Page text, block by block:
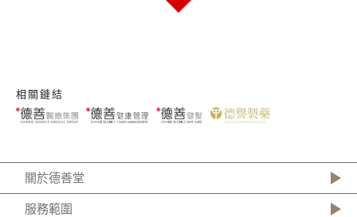
相關鏈結
關於德善堂
服務範圍